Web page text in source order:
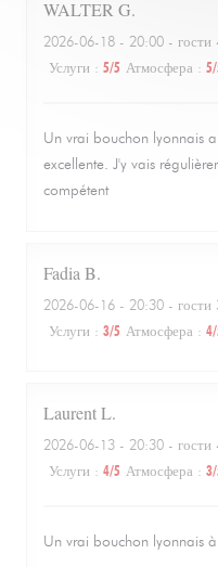
WALTER G
2026-06-18 - 20:00 - гости
Услуги : 5/5 Атмосфера : 5
Un vrai bouchon lyonnais
excellente. J'y vais
compétent
Fadia B
2026-06-16 - 20:30 - гости
Услуги : 3/5 Атмосфера : 4
LaurentL
2026-06-13 - 20:30 - гости
Услуги : 4/5 Атмосфера : 3
Un vrai bouchon lyonnais à